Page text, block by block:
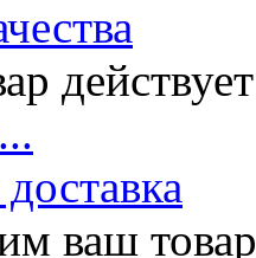
ваш